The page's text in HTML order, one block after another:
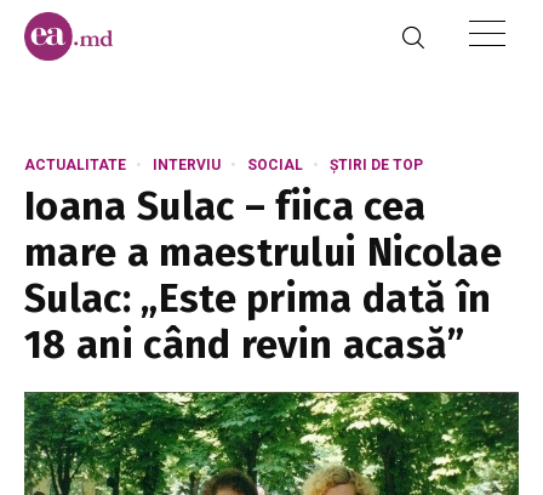
ACTUALITATE INTERVIU SOCIAL ȘTIRI DE TOP
Ioana Sulac – fiica cea
mare a maestrului Nicolae
Sulac: „Este prima dată în
18 ani când revin acasă”